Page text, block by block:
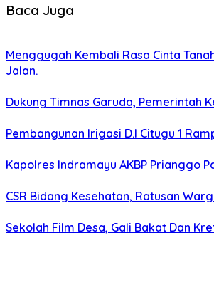
Baca Juga
Menggugah Kembali Rasa Cinta
Jalan.
Dukung Timnas Garuda, Pemerintah
Pembangunan Irigasi D.I Citugu 1
Kapolres Indramayu AKBP Prianggo
CSR Bidang Kesehatan, Ratusan
Sekolah Film Desa, Gali Bakat Dan